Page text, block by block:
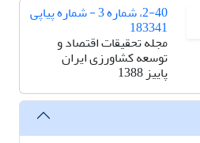
2-40، شماره 3 - شماره پیاپی
183341
مجله تحقیقات اقتصاد و
توسعه کشاورزی ایران
پاییز 1388